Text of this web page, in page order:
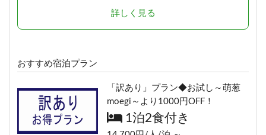
詳細
定＞
1泊2食付き
17,400円/人/泊 ～
詳しく見る
おすすめ宿泊プラン
「訳あり」プラン◆お試し～萌葱
moegi～より1000円OFF！
1泊2食付き